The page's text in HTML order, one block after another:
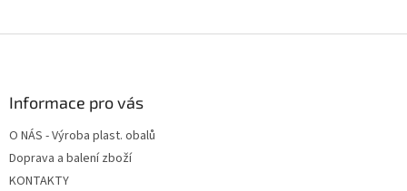
Informace pro vás
O NÁS - Výroba plast. obalů
Doprava a balení zboží
KONTAKTY